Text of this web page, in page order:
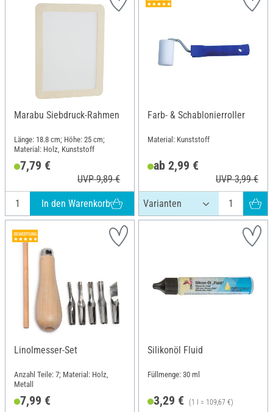
Marabu Siebdruck-Rahmen
Länge: 18.8 cm; Höhe: 25 cm;
Material: Holz, Kunststoff
7,79 €
UVP 9,89 €
In den Warenkorb
Farb- & Schablonierroller
Material: Kunststoff
ab 2,99 €
UVP 3,99 €
Linolmesser-Set
Anzahl Teile: 7; Material: Holz,
Metall
7,99 €
Silikonöl Fluid
Füllmenge: 30 ml
3,29 € (1 l = 109,67 €)